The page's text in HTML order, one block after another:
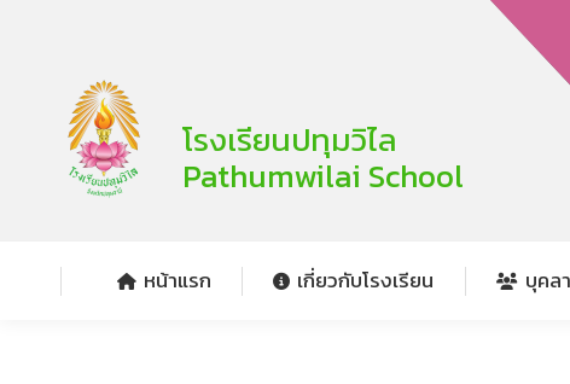
โรงเรียนปทุมวิไล
Pathumwilai School
หน้าแรก เกี่ยวกับโรงเรียน บุคล
บุคลา